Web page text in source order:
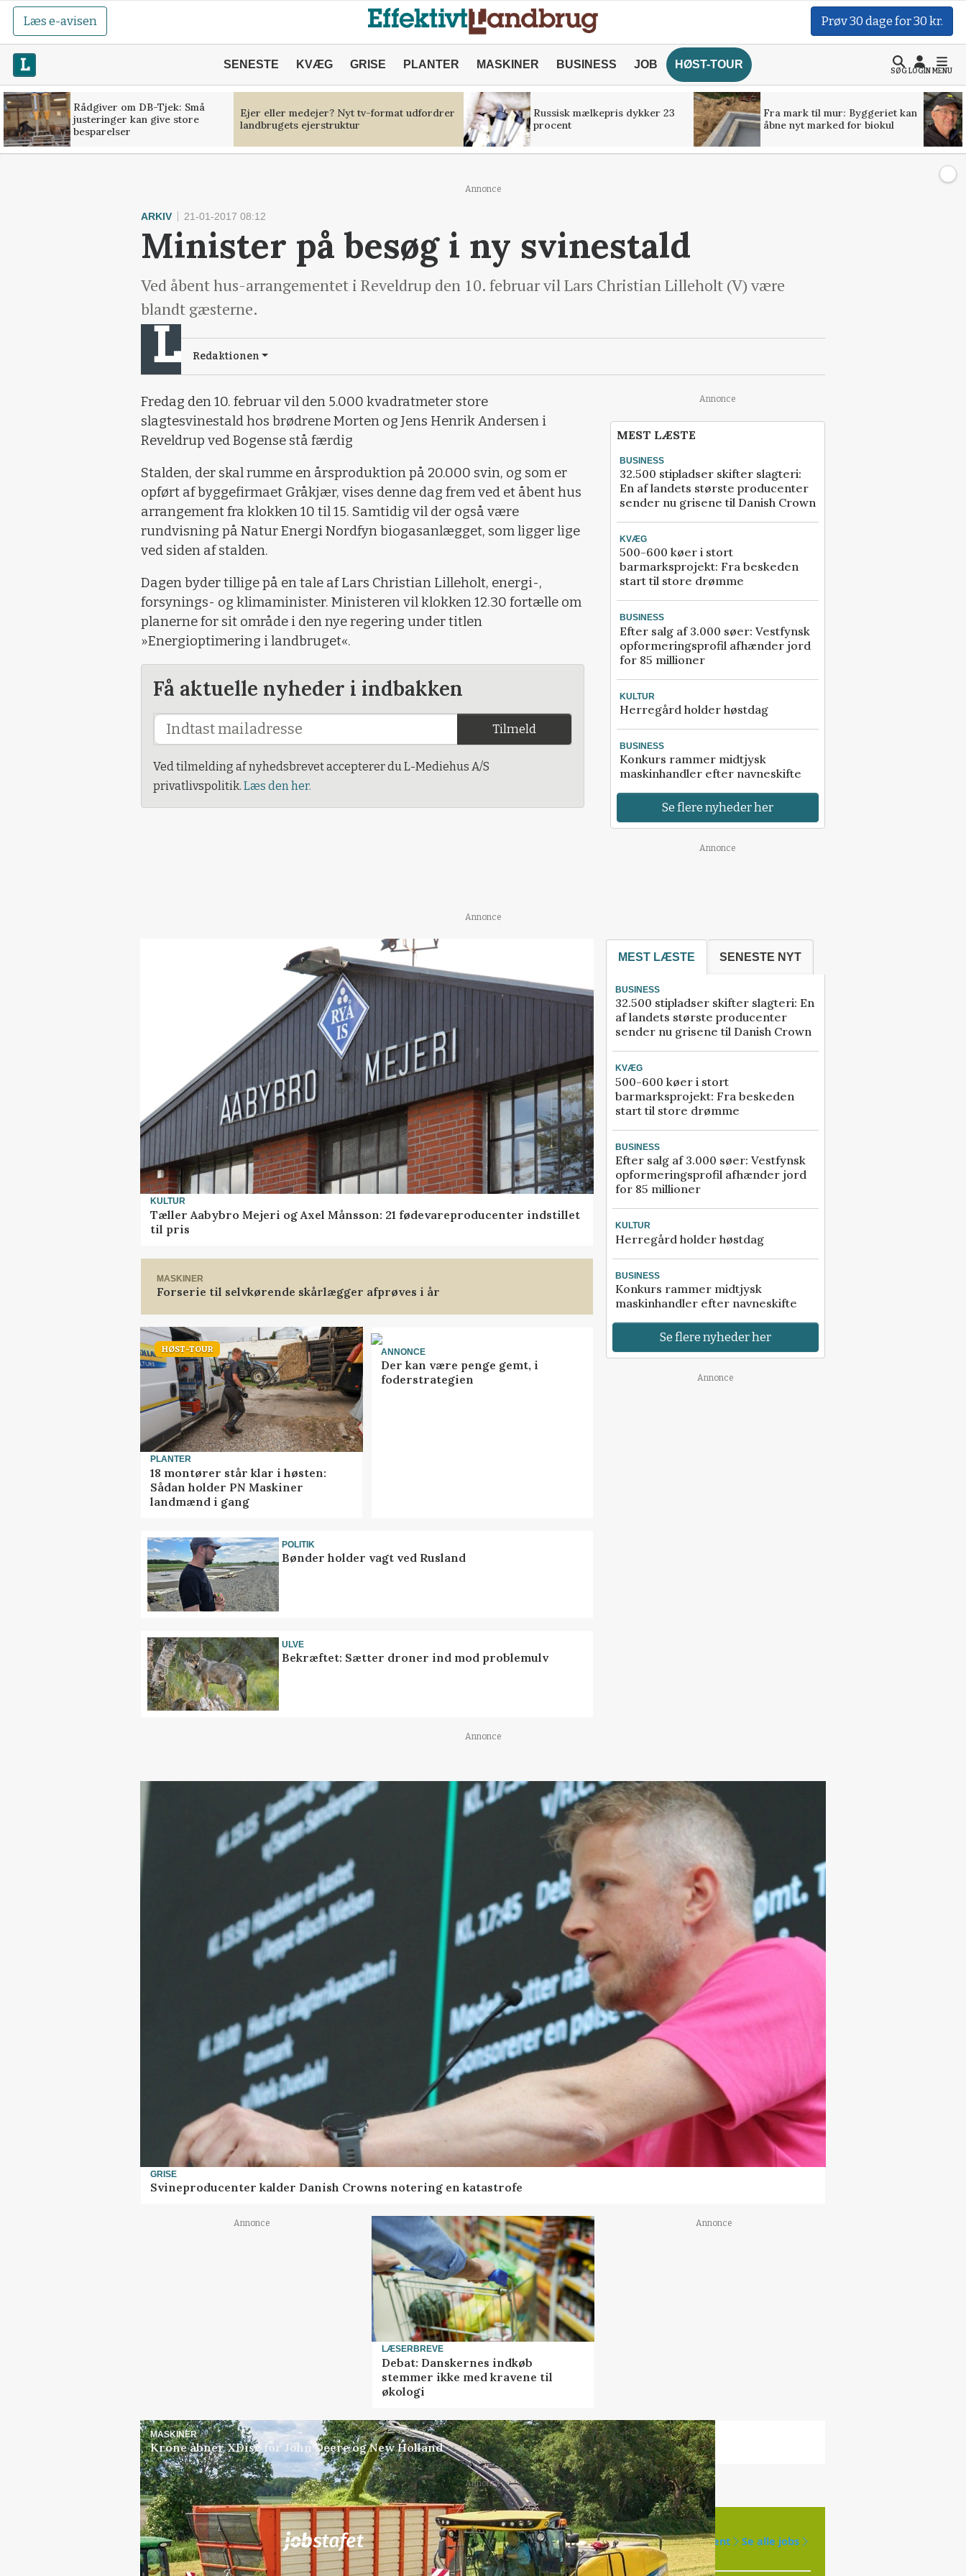
Læs e-avisen Prøv 30 dage for 30 kr.
SENESTE KVÆG GRISE PLANTER MASKINER BUSINESS JOB HØST-TOUR
SØGLOGINMENU
Rådgiver om DB-Tjek: Små
justeringer kan give store
besparelser
Ejer eller medejer? Nyt tv-format udfordrer
landbrugets ejerstruktur
Russisk mælkepris dykker 23
procent
Fra mark til mur: Byggeriet kan
åbne nyt marked for biokul
Annonce
ARKIV 21-01-2017 08:12
Minister på besøg i ny svinestald
Ved åbent hus-arrangementet i Reveldrup den 10. februar vil Lars Christian Lilleholt (V) være
blandt gæsterne.
Redaktionen
Fredag den 10. februar vil den 5.000 kvadratmeter store
slagtesvinestald hos brødrene Morten og Jens Henrik Andersen i
Reveldrup ved Bogense stå færdig
Stalden, der skal rumme en årsproduktion på 20.000 svin, og som er
opført af byggefirmaet Gråkjær, vises denne dag frem ved et åbent hus
arrangement fra klokken 10 til 15. Samtidig vil der også være
rundvisning på Natur Energi Nordfyn biogasanlægget, som ligger lige
ved siden af stalden.
Dagen byder tillige på en tale af Lars Christian Lilleholt, energi-,
forsynings- og klimaminister. Ministeren vil klokken 12.30 fortælle om
planerne for sit område i den nye regering under titlen
»Energioptimering i landbruget«.
Få aktuelle nyheder i indbakken
Tilmeld
Ved tilmelding af nyhedsbrevet accepterer du L-Mediehus A/S
privatlivspolitik. Læs den her.
Annonce
MEST LÆSTE
BUSINESS
32.500 stipladser skifter slagteri:
En af landets største producenter
sender nu grisene til Danish Crown
KVÆG
500-600 køer i stort
barmarksprojekt: Fra beskeden
start til store drømme
BUSINESS
Efter salg af 3.000 søer: Vestfynsk
opformeringsprofil afhænder jord
for 85 millioner
KULTUR
Herregård holder høstdag
BUSINESS
Konkurs rammer midtjysk
maskinhandler efter navneskifte
Se flere nyheder her
Annonce
Annonce
KULTUR
Tæller Aabybro Mejeri og Axel Månsson: 21 fødevareproducenter indstillet
til pris
MASKINER
Forserie til selvkørende skårlægger afprøves i år
HØST-TOUR
PLANTER
18 montører står klar i høsten:
Sådan holder PN Maskiner
landmænd i gang
ANNONCE
Der kan være penge gemt, i
foderstrategien
POLITIK
Bønder holder vagt ved Rusland
ULVE
Bekræftet: Sætter droner ind mod problemulv
MEST LÆSTE SENESTE NYT
BUSINESS
32.500 stipladser skifter slagteri: En
af landets største producenter
sender nu grisene til Danish Crown
KVÆG
500-600 køer i stort
barmarksprojekt: Fra beskeden
start til store drømme
BUSINESS
Efter salg af 3.000 søer: Vestfynsk
opformeringsprofil afhænder jord
for 85 millioner
KULTUR
Herregård holder høstdag
BUSINESS
Konkurs rammer midtjysk
maskinhandler efter navneskifte
Se flere nyheder her
Annonce
Annonce
GRISE
Svineproducenter kalder Danish Crowns notering en katastrofe
Annonce
LÆSERBREVE
Debat: Danskernes indkøb
stemmer ikke med kravene til
økologi
Annonce
MASKINER
Krone åbner XDisc for John Deere og New Holland
Annonce
Jobsi samarbejde med 78 ledige stillinger Opret agent Se alle jobs